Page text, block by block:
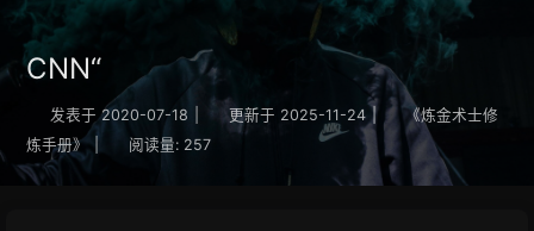
CNN“
发表于 2020-07-18 更新于 2025-11-24 |
《炼金术士修
炼手册》
阅读量: 257